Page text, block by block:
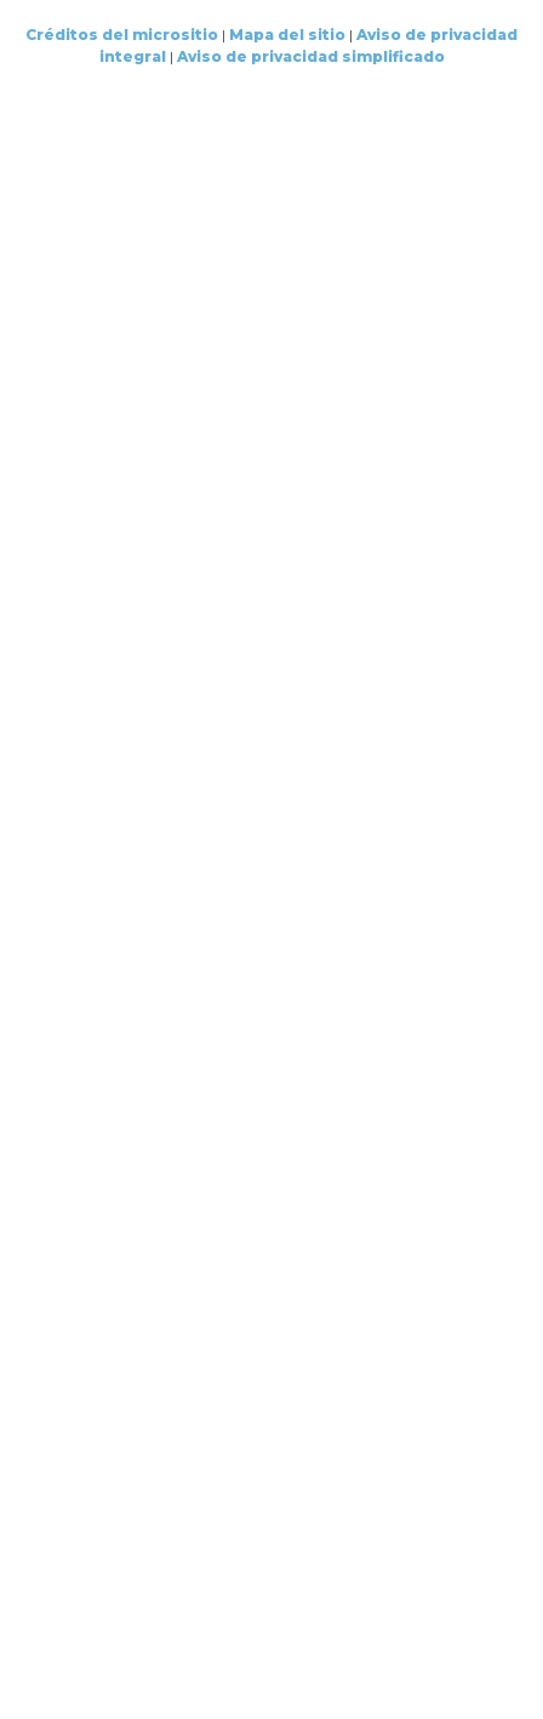
Créditos del micrositio | Mapa del sitio | Aviso de privacidad
integral| Aviso de privacidad simplificado